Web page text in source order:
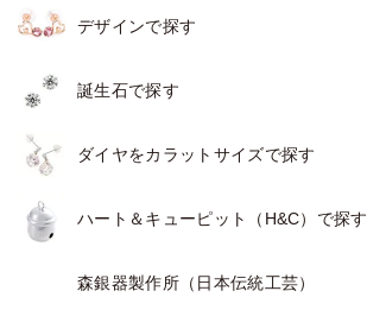
デザインで探す
誕生石で探す
ダイヤをカラットサイズで探す
ハート＆キューピット（H&C）で探す
森銀器製作所（日本伝統工芸）